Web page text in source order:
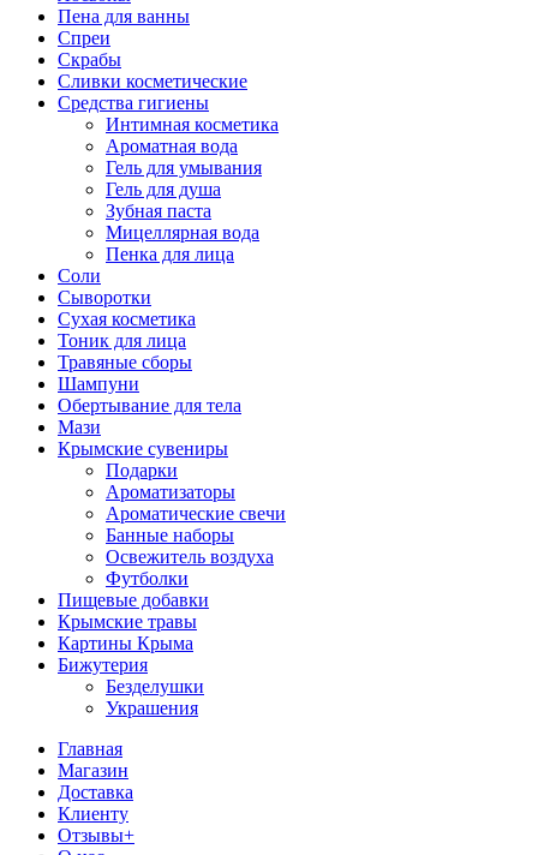
Пена для ванны
Спреи
Скрабы
Сливки косметические
Средства гигиены
Интимная косметика
Ароматная вода
Гель для умывания
Гель для душа
Зубная паста
Мицеллярная вода
Пенка для лица
Соли
Сыворотки
Сухая косметика
Тоник для лица
Травяные сборы
Шампуни
Обертывание для тела
Мази
Крымские сувениры
Подарки
Ароматизаторы
Ароматические свечи
Банные наборы
Освежитель воздуха
Футболки
Пищевые добавки
Крымские травы
Картины Крыма
Бижутерия
Безделушки
Украшения
Главная
Магазин
Доставка
Клиенту
Отзывы+